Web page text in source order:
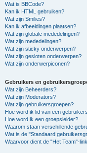
Wat is BBCode?
Kan ik HTML gebruiken?
Wat zijn Smilies?
Kan ik afbeeldingen plaatsen?
Wat zijn globale mededelingen?
Wat zijn mededelingen?
Wat zijn sticky onderwerpen?
Wat zijn gesloten onderwerpen?
Wat zijn onderwerpiconen?
Gebruikers en
Wat zijn Beheerders?
Wat zijn Moderators?
Wat zijn gebruikersgroepen?
Hoe word ik lid van een
Hoe word ik een groepsleider?
Waarom staan verschillende
Wat is de "Standaard
Waarvoor dient de "Het Team"-